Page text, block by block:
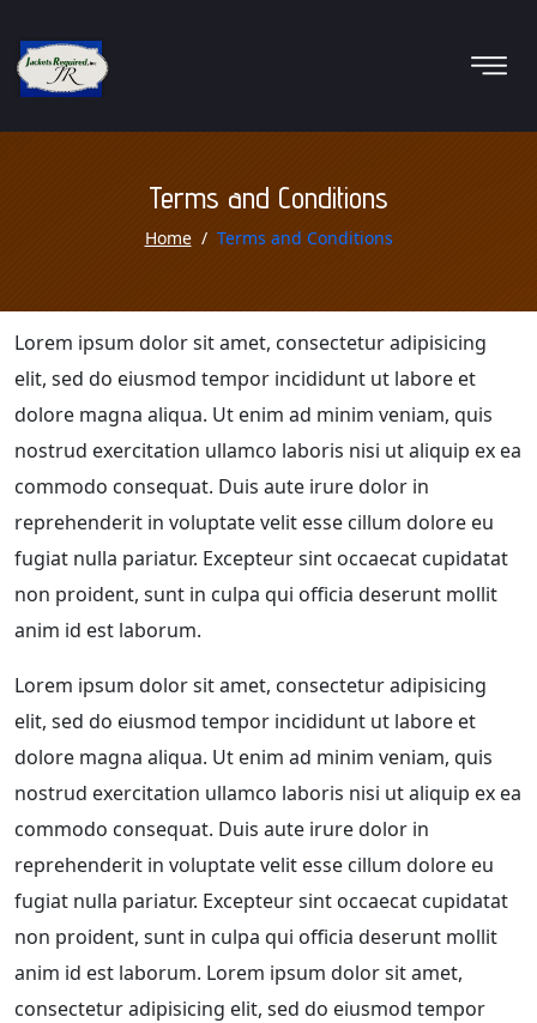
Terms and Conditions
Home Terms and Conditions
Lorem ipsum dolor sit amet, consectetur adipisicing
elit, sed do eiusmod tempor incididunt ut labore et
dolore magna aliqua. Ut enim ad minim veniam, quis
nostrud exercitation ullamco laboris nisi ut aliquip ex ea
commodo consequat. Duis aute irure dolor in
reprehenderit in voluptate velit esse cillum dolore eu
fugiat nulla pariatur. Excepteur sint occaecat cupidatat
non proident, sunt in culpa qui officia deserunt mollit
anim id est laborum.
Lorem ipsum dolor sit amet, consectetur adipisicing
elit, sed do eiusmod tempor incididunt ut labore et
dolore magna aliqua. Ut enim ad minim veniam, quis
nostrud exercitation ullamco laboris nisi ut aliquip ex ea
commodo consequat. Duis aute irure dolor in
reprehenderit in voluptate velit esse cillum dolore eu
fugiat nulla pariatur. Excepteur sint occaecat cupidatat
non proident, sunt in culpa qui officia deserunt mollit
anim id est laborum. Lorem ipsum dolor sit amet,
consectetur adipisicing elit, sed do eiusmod tempor